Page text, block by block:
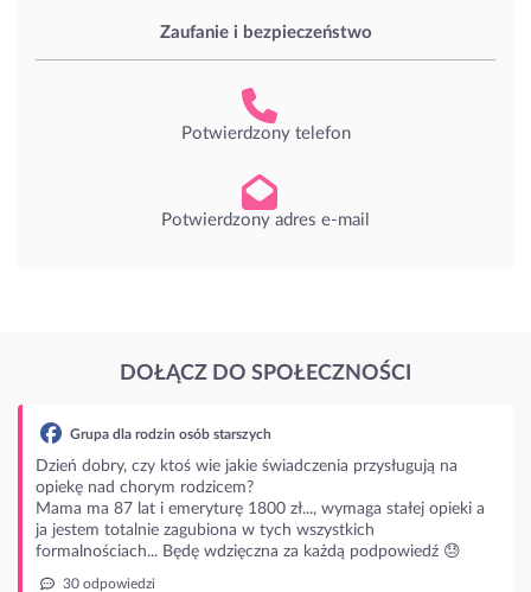
Zaufanie i bezpieczeństwo
Potwierdzony telefon
Potwierdzony adres e-mail
DOŁĄCZ DO SPOŁECZNOŚCI
na
opieki a
😓